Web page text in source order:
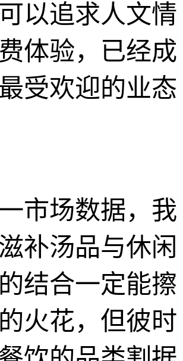
以追求人文情
体验，已经成
受欢迎的业态
市场数据，我
补汤品与休闲
结合一定能擦
火花，但彼时